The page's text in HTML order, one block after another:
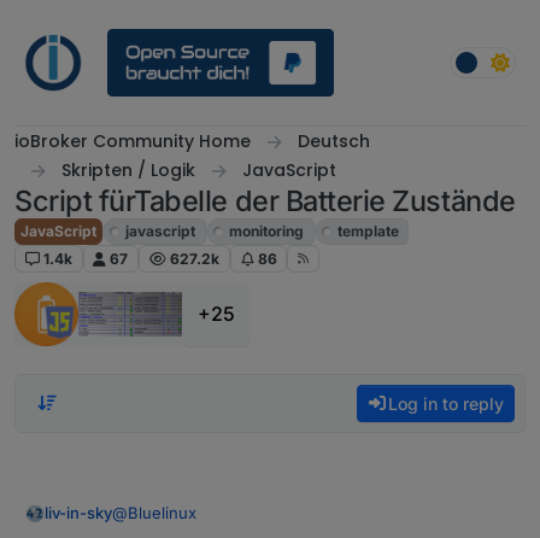
ioBroker Community Home
Deutsch
Skripten / Logik
JavaScript
Script fürTabelle der Batterie Zustände
JavaScript javascript monitoring
template
1.4k
67 627.2k 86
+25
Log in to reply
liv-in-sky@Bluelinux